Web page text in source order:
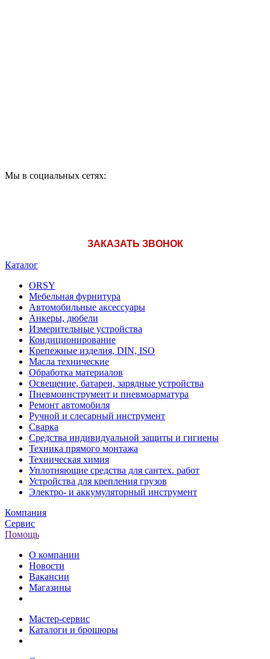
Мы в социальных сетях:
ЗАКАЗАТЬ ЗВОНОК
Каталог
ORSY
Мебельная фурнитура
Автомобильные аксессуары
Анкеры, дюбели
Измерительные устройства
Кондиционирование
Крепежные изделия, DIN, ISO
Масла технические
Обработка материалов
Освещение, батареи, зарядные устройства
Пневмоинструмент и пневмоарматура
Ремонт автомобиля
Ручной и слесарный инструмент
Сварка
Средства индивидуальной защиты и гигиены
Техника прямого монтажа
Техническая химия
Уплотняющие средства для сантех. работ
Устройства для крепления грузов
Электро- и аккумуляторный инструмент
Компания
Сервис
Помощь
О компании
Новости
Вакансии
Магазины
Мастер-сервис
Каталоги и брошюры